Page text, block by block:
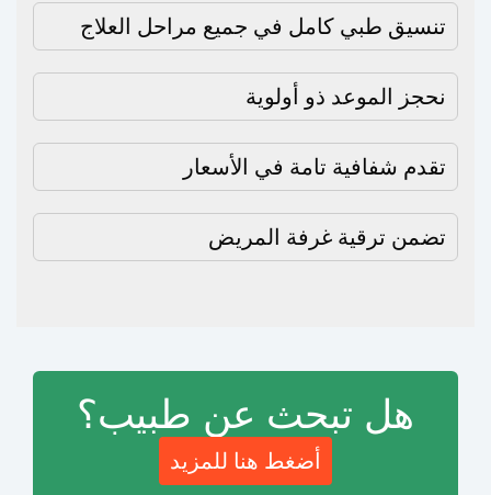
تنسيق طبي كامل في جميع مراحل العلاج
نحجز الموعد ذو أولوية
تقدم شفافية تامة في الأسعار
تضمن ترقية غرفة المريض
هل تبحث عن طبيب؟
أضغط هنا للمزيد